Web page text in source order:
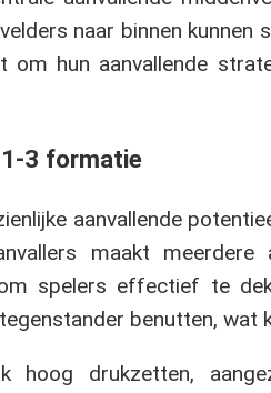
naar binnen
hun aanvallende
3 formatie
aanvallende
maakt
spelers effectief te
benutten, wat
hoog drukzetten,